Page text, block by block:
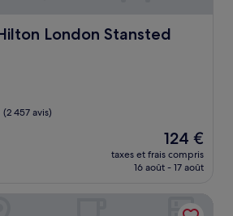
London Stansted
London Stansted Airport
(2 457 avis)
Le
nouveau
prix
de
124 €
124 €
taxes et frais compris
16 août - 17 août